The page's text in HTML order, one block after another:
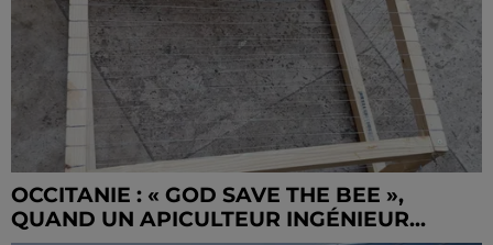
OCCITANIE : « GOD SAVE THE BEE »,
QUAND UN APICULTEUR INGÉNIEUR...